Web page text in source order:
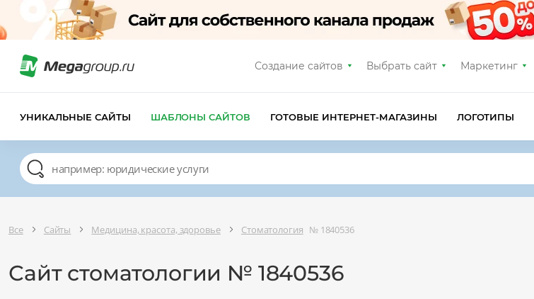
Создание сайтов Выбрать сайт Маркетинг
УНИКАЛЬНЫЕ САЙТЫ ШАБЛОНЫ САЙТОВ ГОТОВЫЕ ИНТЕРНЕТ-МАГАЗИНЫ ЛОГОТИПЫ
Все Сайты Медицина, красота, здоровье Стоматология № 1840536
Сайт стоматологии № 1840536